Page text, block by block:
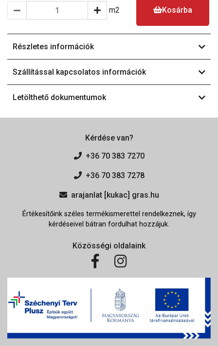
m2 Kosárba
Részletes információk
Szállítással kapcsolatos információk
Letölthető dokumentumok
Kérdése van?
+36 70 383 7270
+36 70 383 7278
arajanlat [kukac] gras.hu
Értékesítőink széles termékismerettel rendelkeznek, így
kérdéseivel bátran fordulhat hozzájuk.
Közösségi oldalaink